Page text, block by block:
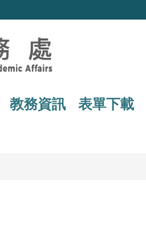
教務資訊 表單下載